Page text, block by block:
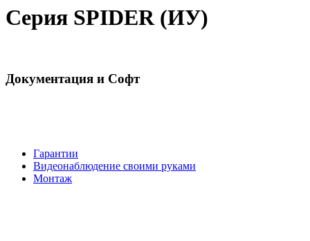
Серия SPIDER (ИУ)
Документация и Софт
Гарантии
Видеонаблюдение своими руками
Монтаж